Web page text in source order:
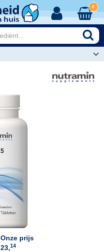
0
Onze prijs
23,14